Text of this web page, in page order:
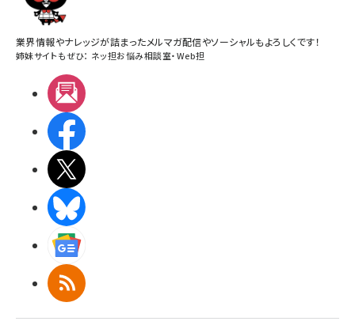
業界情報やナレッジが詰まったメルマガ配信やソーシャルもよろしくです！
姉妹サイトもぜひ： ネッ担お悩み相談室・Web担
RSS